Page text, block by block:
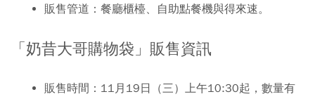
販售管道 ：餐廳櫃檯、自助點餐機與得來速。
「奶昔大哥購物袋」販售資訊
販售時間 ：11月19日（三）上午10:30起，數量有